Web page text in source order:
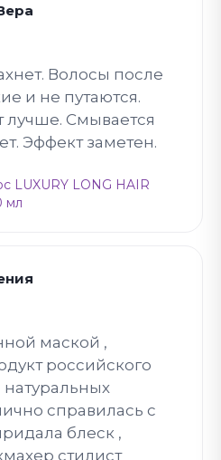
Волосы после
и не путаются.
лучше. Смывается
Эффект заметен.
LUXURY LONG HAIR
мл
маской ,
российского
натуральных
справилась с
блеск ,
стилист